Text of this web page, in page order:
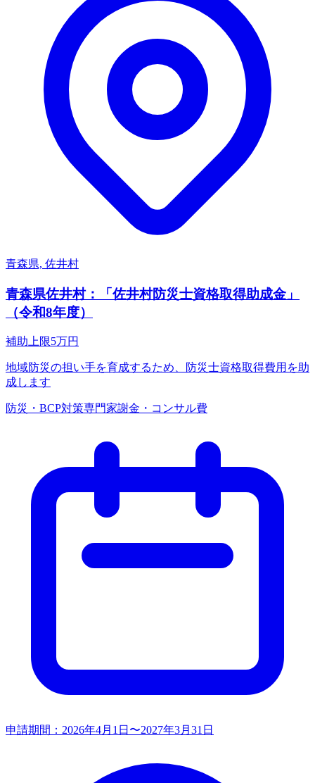
青森県, 佐井村
青森県佐井村：「佐井村防災士資格取得助成金」
（令和8年度）
補助上限5万円
地域防災の担い手を育成するため、防災士資格取得費用を助
成します
防災・BCP対策専門家謝金・コンサル費
申請期間： 2026年4月1日〜2027年3月31日